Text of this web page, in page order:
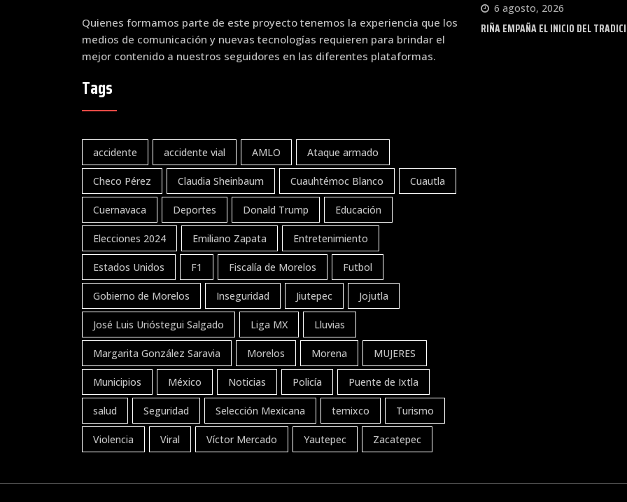
Quienes formamos parte de este proyecto tenemos la experiencia que los
medios de comunicación y nuevas tecnologías requieren para brindar el
mejor contenido a nuestros seguidores en las diferentes plataformas.
Tags
accidente accidente vial AMLO Ataque armado
Checo Pérez Claudia Sheinbaum Cuauhtémoc Blanco Cuautla
Cuernavaca Deportes Donald Trump Educación
Elecciones 2024 Emiliano Zapata Entretenimiento
Estados Unidos F1 Fiscalía de Morelos Futbol
Gobierno de Morelos Inseguridad Jiutepec Jojutla
José Luis Urióstegui Salgado Liga MX Lluvias
Margarita González Saravia Morelos Morena MUJERES
Municipios México Noticias Policía Puente de Ixtla
salud Seguridad Selección Mexicana temixco Turismo
Violencia Viral Víctor Mercado Yautepec Zacatepec
6 agosto, 2026
RIÑA EMPAÑA EL INICIO DEL